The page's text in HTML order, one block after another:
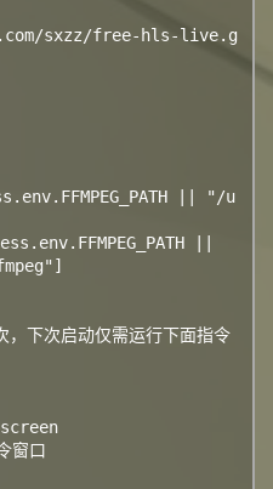
sxzz/free-hls-live.g
|| "/u
||
次启动仅需运行下面指令
窗口